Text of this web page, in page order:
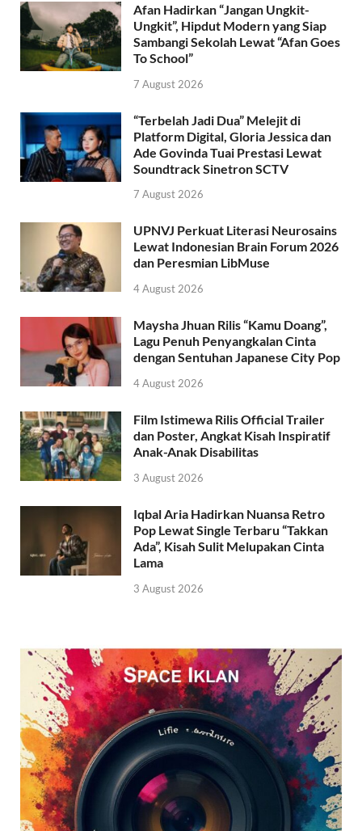
Afan Hadirkan “Jangan Ungkit-
Ungkit”, Hipdut Modern yang Siap
Sambangi Sekolah Lewat “Afan Goes
To School”
7 August 2026
“Terbelah Jadi Dua” Melejit di
Platform Digital, Gloria Jessica dan
Ade Govinda Tuai Prestasi Lewat
Soundtrack Sinetron SCTV
7 August 2026
UPNVJ Perkuat Literasi Neurosains
Lewat Indonesian Brain Forum 2026
dan Peresmian LibMuse
4 August 2026
Maysha Jhuan Rilis “Kamu Doang”,
Lagu Penuh Penyangkalan Cinta
dengan Sentuhan Japanese City Pop
4 August 2026
Film Istimewa Rilis Official Trailer
dan Poster, Angkat Kisah Inspiratif
Anak-Anak Disabilitas
3 August 2026
Iqbal Aria Hadirkan Nuansa Retro
Pop Lewat Single Terbaru “Takkan
Ada”, Kisah Sulit Melupakan Cinta
Lama
3 August 2026